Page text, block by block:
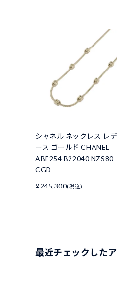
シャネル ネックレス レデ
ース ゴールド CHANEL
ABE254 B22040 NZS80
CGD
¥245,300(税込)
最近チェックした